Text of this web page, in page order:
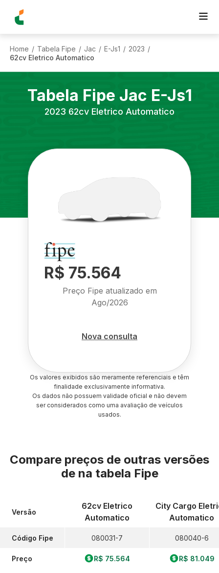
Home / Tabela Fipe / Jac / E-Js1 / 2023 /
62cv Eletrico Automatico
Tabela Fipe Jac E-Js1
2023 62cv Eletrico Automatico
R$ 75.564
Preço Fipe atualizado em
Ago/2026
Nova consulta
Os valores exibidos são meramente referenciais e têm
finalidade exclusivamente informativa.
Os dados não possuem validade oficial e não devem
ser considerados como uma avaliação de veículos
usados.
Compare preços de outras versões
de na tabela Fipe
Versão
Código Fipe
Preço
62cv Eletrico
Automatico
080031-7
R$ 75.564
City Cargo
Automatico
080040-6
R$ 81.049